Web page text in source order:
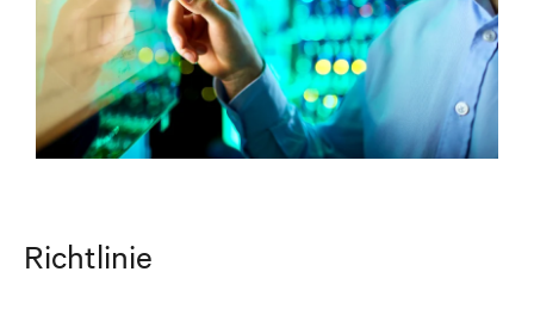
Richtlinie